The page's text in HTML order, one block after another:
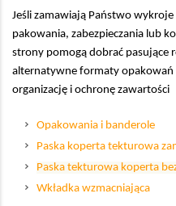
Jeśli zamawiają Państwo
pakowania, zabezpieczania lub
strony pomogą dobrać pasujące
alternatywne formaty opakowań
organizację i ochronę zawartości
Opakowania i banderole
Paska koperta tekturowa
Paska tekturowa koperta
Wkładka wzmacniająca